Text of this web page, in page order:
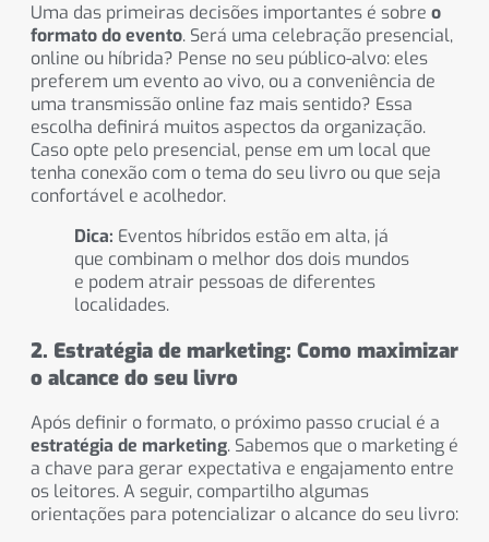
Uma das primeiras decisões importantes é sobre o
formato do evento. Será uma celebração presencial,
online ou híbrida? Pense no seu público-alvo: eles
preferem um evento ao vivo, ou a conveniência de
uma transmissão online faz mais sentido? Essa
escolha definirá muitos aspectos da organização.
Caso opte pelo presencial, pense em um local que
tenha conexão com o tema do seu livro ou que seja
confortável e acolhedor.
Dica: Eventos híbridos estão em alta, já
que combinam o melhor dos dois mundos
e podem atrair pessoas de diferentes
localidades.
2. Estratégia de marketing: Como maximizar
o alcance do seu livro
Após definir o formato, o próximo passo crucial é a
estratégia de marketing. Sabemos que o marketing é
a chave para gerar expectativa e engajamento entre
os leitores. A seguir, compartilho algumas
orientações para potencializar o alcance do seu livro: